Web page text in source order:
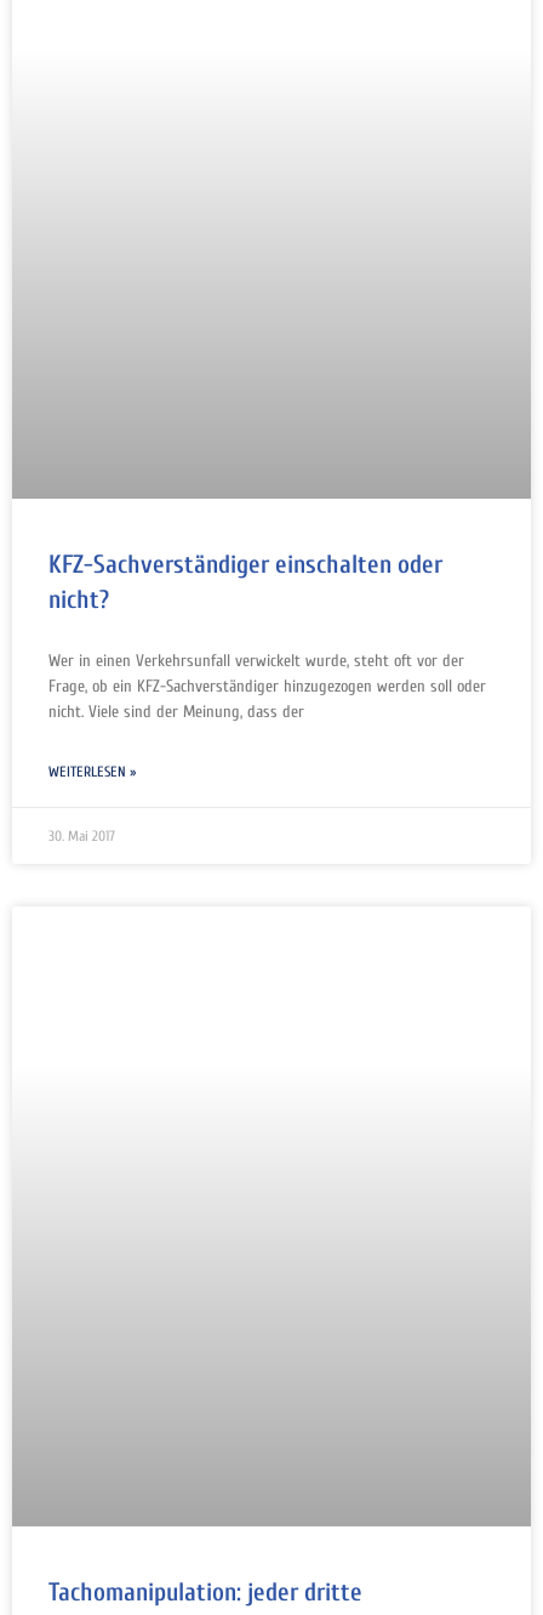
KFZ-Sachverständiger einschalten oder
nicht?
Wer in einen Verkehrsunfall verwickelt wurde, steht oft vor der
Frage, ob ein KFZ-Sachverständiger hinzugezogen werden soll oder
nicht. Viele sind der Meinung, dass der
WEITERLESEN »
30. Mai 2017
Tachomanipulation: jeder dritte